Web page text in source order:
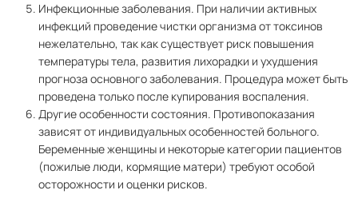
Инфекционные заболевания. При наличии активных
инфекций проведение чистки организма от токсинов
нежелательно, так как существует риск повышения
температуры тела, развития лихорадки и ухудшения
прогноза основного заболевания. Процедура может быть
проведена только после купирования воспаления.
Другие особенности состояния. Противопоказания
зависят от индивидуальных особенностей больного.
Беременные женщины и некоторые категории пациентов
(пожилые люди, кормящие матери) требуют особой
осторожности и оценки рисков.